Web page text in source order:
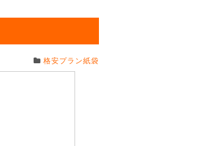
格安プラン紙袋